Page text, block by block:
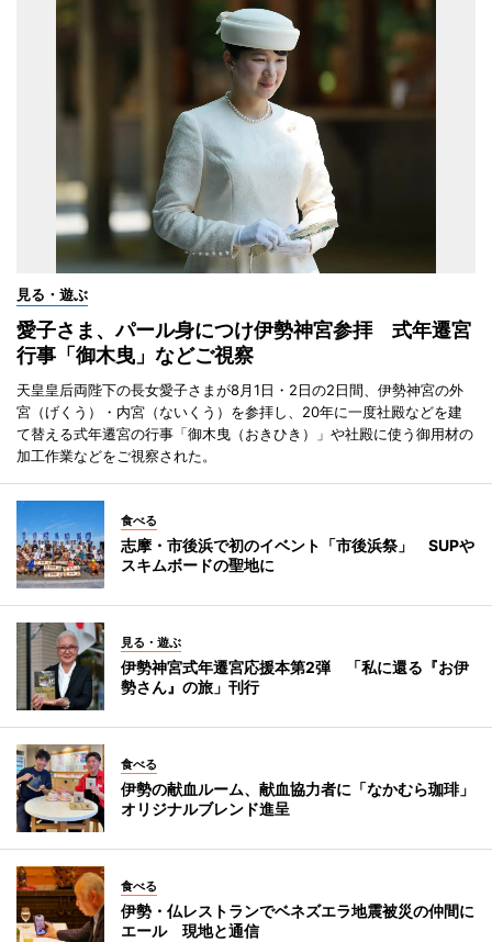
見る・遊ぶ
愛子さま、パール身につけ伊勢神宮参拝 式年遷宮
行事「御木曳」などご視察
天皇皇后両陛下の長女愛子さまが8月1日・2日の2日間、伊勢神宮の外
宮（げくう）・内宮（ないくう）を参拝し、20年に一度社殿などを建
て替える式年遷宮の行事「御木曳（おきひき）」や社殿に使う御用材の
加工作業などをご視察された。
食べる
志摩・市後浜で初のイベント「市後浜祭」 SUPや
スキムボードの聖地に
見る・遊ぶ
伊勢神宮式年遷宮応援本第2弾 「私に還る『お伊
勢さん』の旅」刊行
食べる
伊勢の献血ルーム、献血協力者に「なかむら珈琲」
オリジナルブレンド進呈
食べる
伊勢・仏レストランでベネズエラ地震被災の仲間に
エール 現地と通信